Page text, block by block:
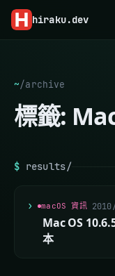
hiraku.dev
~/archive
標籤:
$ results/
macOS 資訊
Mac OS
本